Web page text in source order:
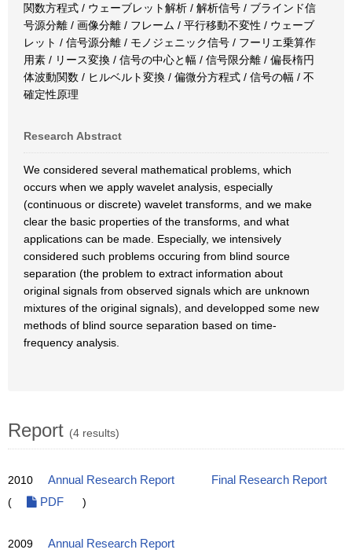
関数方程式 / ウェーブレット解析 / 解析信号 / ブラインド信
号源分離 / 画像分離 / フレーム / 平行移動不変性 / ウェーブ
レット / 信号源分離 / モノジェニック信号 / フーリエ乗算作
用素 / リース変換 / 信号の中心と幅 / 信号限分離 / 偏長楕円
体波動関数 / ヒルベルト変換 / 偏微分方程式 / 信号の幅 / 不
確定性原理
Research Abstract
We considered several mathematical problems, which
occurs when we apply wavelet analysis, especially
(continuous or discrete) wavelet transforms, and we make
clear the basic properties of the transforms, and what
applications can be made. Especially, we intensively
considered such problems occuring from blind source
separation (the problem to extract information about
original signals from observed signals which are unknown
mixtures of the original signals), and developped some new
methods of blind source separation based on time-
frequency analysis.
Report (4 results)
2010 Annual Research Report
Final Research Report
(
PDF )
2009 Annual Research Report